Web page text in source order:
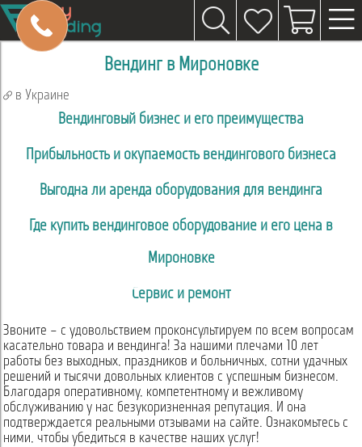
Вендинг в Мироновке
в Украине
Вендинговый бизнес и его преимущества
Прибыльность и окупаемость вендингового бизнеса
Выгодна ли аренда оборудования для вендинга
Где купить вендинговое оборудование и его цена в
Мироновке
Сервис и ремонт
Звоните – с удовольствием проконсультируем по всем вопросам
касательно товара и вендинга! За нашими плечами 10 лет
работы без выходных, праздников и больничных, сотни удачных
решений и тысячи довольных клиентов с успешным бизнесом.
Благодаря оперативному, компетентному и вежливому
обслуживанию у нас безукоризненная репутация. И она
подтверждается реальными отзывами на сайте. Ознакомьтесь с
ними, чтобы убедиться в качестве наших услуг!